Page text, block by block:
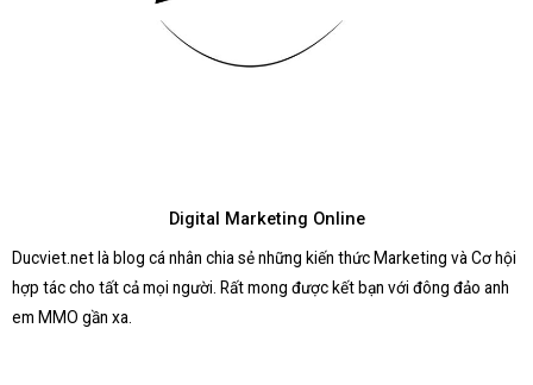
Digital Marketing Online
Ducviet.net là blog cá nhân chia sẻ những kiến thức Marketing và Cơ hội
hợp tác cho tất cả mọi người. Rất mong được kết bạn với đông đảo anh
em MMO gần xa.